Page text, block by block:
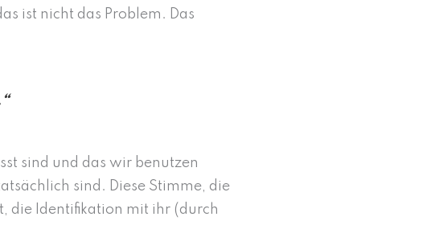
ist nicht das Problem. Das
sind und das wir benutzen
sind. Diese Stimme, die
die Identifikation mit ihr (durch